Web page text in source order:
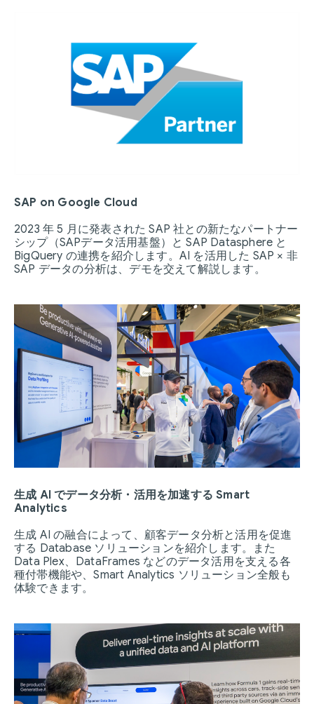
SAP on Google Cloud
2023 年 5 月に発表された SAP 社との新たなパートナー
シップ（SAPデータ活用基盤）と SAP Datasphere と
BigQuery の連携を紹介します。AI を活用した SAP × 非
SAP データの分析は、デモを交えて解説します。
生成 AI でデータ分析・活用を加速する Smart
Analytics
生成 AI の融合によって、顧客データ分析と活用を促進
する Database ソリューションを紹介します。また
Data Plex、DataFrames などのデータ活用を支える各
種付帯機能や、Smart Analytics ソリューション全般も
体験できます。